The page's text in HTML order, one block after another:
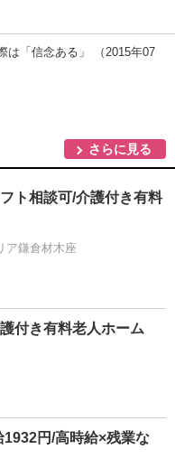
は「信念ある」 （2015年07
さらに見る
ト相談可/介護付き有料
ア鎌倉材木座
付き有料老人ホーム
円/高時給×残業な